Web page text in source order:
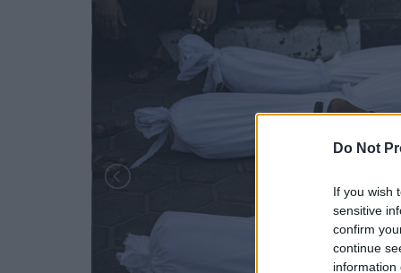
Do Not
If you wish
sensitive
confirm
continue
information